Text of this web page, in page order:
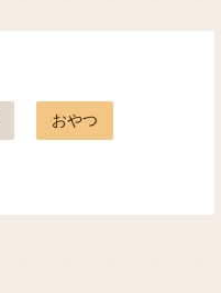
おやつ